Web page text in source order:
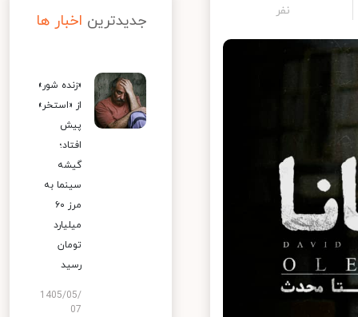
نفر
جدیدترین اخبار ها
«زنده شور»
از «استخر»
پیش
افتاد؛
گیشه
سینما به
مرز ۶۰
میلیارد
تومان
رسید
1405/05/
07